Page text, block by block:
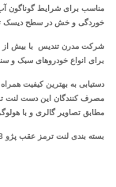
مناسب برای شرایط گوناگون
خوردگی و خش در سطح دیسک
شرکت مدرن تندیس با بیش از
برای انواع خودروهای سبک و
دستیابی به بهترین کیفیت
مصرف کنندگان این دست لنت
مطابق تصاویر گالری و با
بسته بندی لنت ترمز عقب پژو 2008 مدرن تندیس به صورت 4 عددی می باشد